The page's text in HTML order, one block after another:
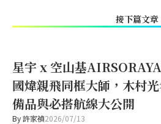
接下篇文章
星宇 x 空山基
國煒親飛同框大師，木村
備品與必搭航線大公開
By許家禎2026/07/13